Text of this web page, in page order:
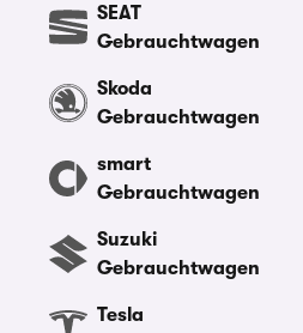
SEAT
Gebrauchtwagen
Skoda
Gebrauchtwagen
smart
Gebrauchtwagen
Suzuki
Gebrauchtwagen
Tesla